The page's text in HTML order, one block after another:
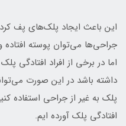
این باعث ایجاد پلک‌های پف
جراحی‌ها می‌توان پوسته
اما در برخی از افراد افتادگی
داشته باشد در این صورت
پلک به غیر از جراحی استفاده
افتادگی پلک آورده ایم.